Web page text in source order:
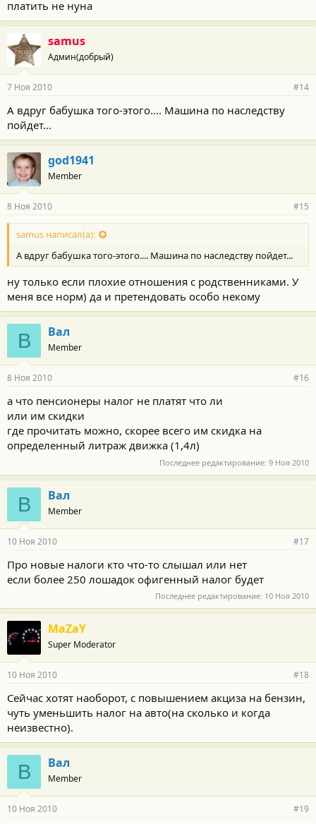
платить не нуна
samus
Админ(добрый)
7 Ноя 2010 #14
А вдруг бабушка того-этого.... Машина по наследству
пойдет...
god1941
Member
8 Ноя 2010 #15
samus написал(а):
А вдруг бабушка того-этого.... Машина по наследству пойдет...
ну только если плохие отношения с родственниками. У
меня все норм) да и претендовать особо некому
В Вал
Member
8 Ноя 2010 #16
а что пенсионеры налог не платят что ли
или им скидки
где прочитать можно, скорее всего им скидка на
определенный литраж движка (1,4л)
Последнее редактирование: 9 Ноя 2010
В Вал
Member
10 Ноя 2010 #17
Про новые налоги кто что-то слышал или нет
если более 250 лошадок офигенный налог будет
Последнее редактирование: 10 Ноя 2010
MaZaY
Super Moderator
10 Ноя 2010 #18
Сейчас хотят наоборот, с повышением акциза на бензин,
чуть уменьшить налог на авто(на сколько и когда
неизвестно).
В Вал
Member
10 Ноя 2010 #19